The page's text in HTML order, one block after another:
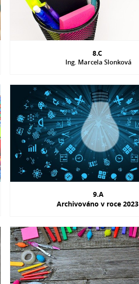
8.C
Ing. Marcela Slonková
9.A
Archivováno v roce 2023